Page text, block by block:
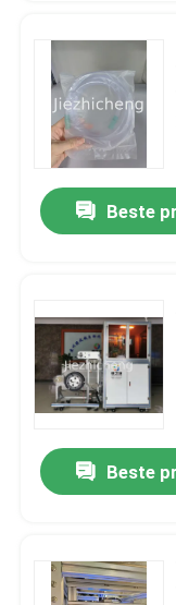
Beste
Beste